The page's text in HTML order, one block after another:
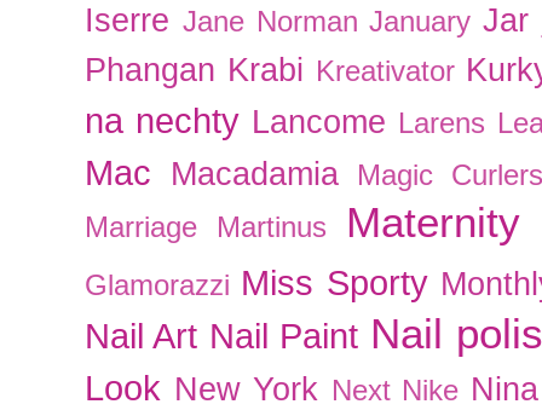
Iserre Jane Norman January Jar
Phangan Krabi Kreativator
na nechty Lancome Larens
Mac Macadamia
Magic
Marriage
Martinus Maternity
Glamorazzi Miss Sporty
Nail Art Nail Paint Nail
Look New York Next Nike Nina